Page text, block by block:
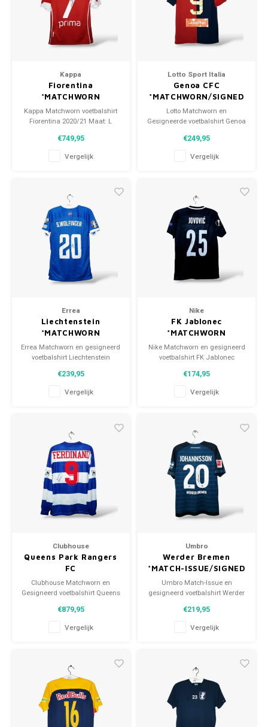
Kappa
Fiorentina
*MATCHWORN
Kappa Matchworn voetbalshirt
Fiorentina 2020/21 Maat: L
(Gebruikt)
€749,95
Vergelijk
Lotto Sport Italia
Genoa CFC
*MATCHWORN/SIGNED
Lotto Matchworn en
Gesigneerde voetbalshirt Genoa
Conditie: 9.5/10 (gebruikt)
€249,95
Vergelijk
Errea
Liechtenstein
*MATCHWORN
Errea Matchworn en gesigneerd
voetbalshirt Liechtenstein
Conditie: 9.5/10 (gebruikt)
€239,95
Vergelijk
Nike
FK Jablonec
*MATCHWORN
Nike Matchworn en gesigneerd
voetbalshirt FK Jablonec
Conditie: 9.5/10 (gebruikt)
€174,95
Vergelijk
Clubhouse
Queens Park Rangers
FC
*MATCHWORN/SIGNED
Clubhouse Matchworn en
Gesigneerd voetbalshirt Queens
M/L (unisex) Conditie: 9.5/10
(gebruikt)
€879,95
Vergelijk
Umbro
Werder Bremen
*MATCH-ISSUE/SIGNED
Umbro Match-Issue en
gesigneerd voetbalshirt Werder
(unisex) Conditie: 10/10
(gebruikt)
€219,95
Vergelijk